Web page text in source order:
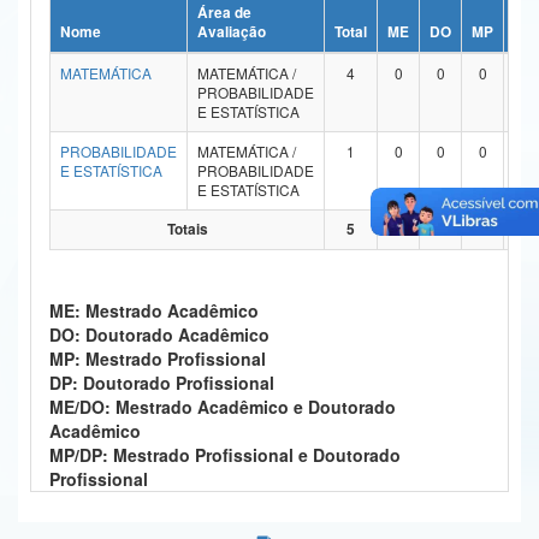
Ministério da Ciência, Tecnologia, Inovações e Comunicações
Ministério do Meio Ambiente
Ministério do Desenvolvimento Regional
Controladoria-Geral da União
Secretaria-Geral
Secretaria de Governo
Gabinete de Segurança Institucional
Advocacia-Geral da União
Nome
Área de
Avaliação
Total ME DO MP
MATEMÁTICA
MATEMÁTICA /
PROBABILIDADE
E ESTATÍSTICA
4 0 0 0
PROBABILIDADE
E ESTATÍSTICA
MATEMÁTICA /
PROBABILIDADE
E ESTATÍSTICA
1 0 0 0
Totais 5 0 0 0
ME: Mestrado Acadêmico
DO: Doutorado Acadêmico
MP: Mestrado Profissional
DP: Doutorado Profissional
ME/DO: Mestrado Acadêmico e Doutorado
Acadêmico
MP/DP: Mestrado Profissional e Doutorado
Profissional